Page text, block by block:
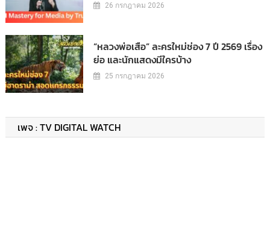
26 กรกฎาคม 2026
“หลวงพ่อเสือ” ละครใหม่ช่อง 7 ปี 2569 เรื่อง
ย่อ และนักแสดงมีใครบ้าง
25 กรกฎาคม 2026
เพจ : TV DIGITAL WATCH